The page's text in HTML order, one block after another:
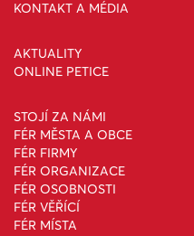
KONTAKT A MÉDIA
AKTUALITY
ONLINE PETICE
STOJÍ ZA NÁMI
FÉR MĚSTA A OBCE
FÉR FIRMY
FÉR ORGANIZACE
FÉR OSOBNOSTI
FÉR VĚŘÍCÍ
FÉR MÍSTA